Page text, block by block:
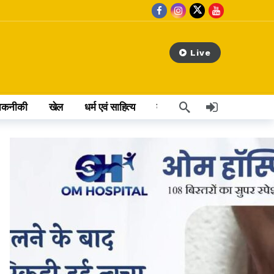
Live
खेल धर्म एवं साहित्य वेब स्टोरी अन्य खबर